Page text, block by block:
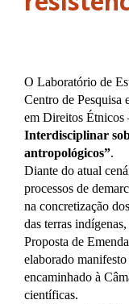
O Laboratório de
Centro de Pesquisa
em Direitos
Interdisciplinar
antropológicos”.
Diante do atual
processos de
na concretização
das terras
Proposta de
elaborado
encaminhado à
científicas.